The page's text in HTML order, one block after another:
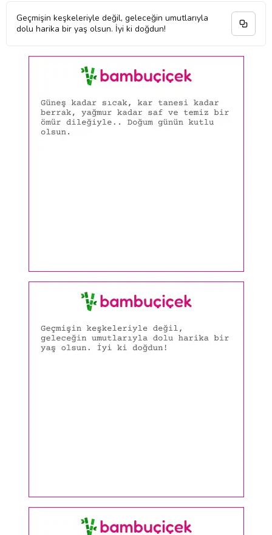
Geçmişin keşkeleriyle değil, geleceğin umutlarıyla
dolu harika bir yaş olsun. İyi ki doğdun!